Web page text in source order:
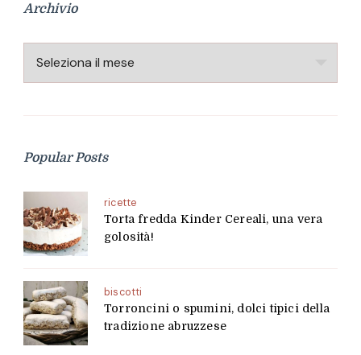
Archivio
Archivio
Popular Posts
ricette
Torta fredda Kinder Cereali, una vera
golosità!
biscotti
Torroncini o spumini, dolci tipici della
tradizione abruzzese